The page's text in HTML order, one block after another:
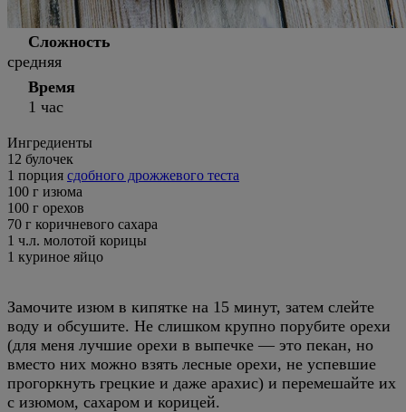
Сложность
средняя
Время
1 час
Ингредиенты
12 булочек
1 порция сдобного дрожжевого теста
100 г изюма
100 г орехов
70 г коричневого сахара
1 ч.л. молотой корицы
1 куриное яйцо
Замочите изюм в кипятке на 15 минут, затем слейте
воду и обсушите. Не слишком крупно порубите орехи
(для меня лучшие орехи в выпечке — это пекан, но
вместо них можно взять лесные орехи, не успевшие
прогоркнуть грецкие и даже арахис) и перемешайте их
с изюмом, сахаром и корицей.